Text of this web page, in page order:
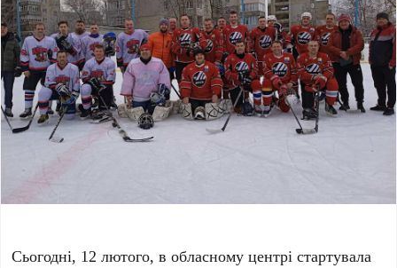
Сьогодні, 12 лютого, в обласному центрі стартувала